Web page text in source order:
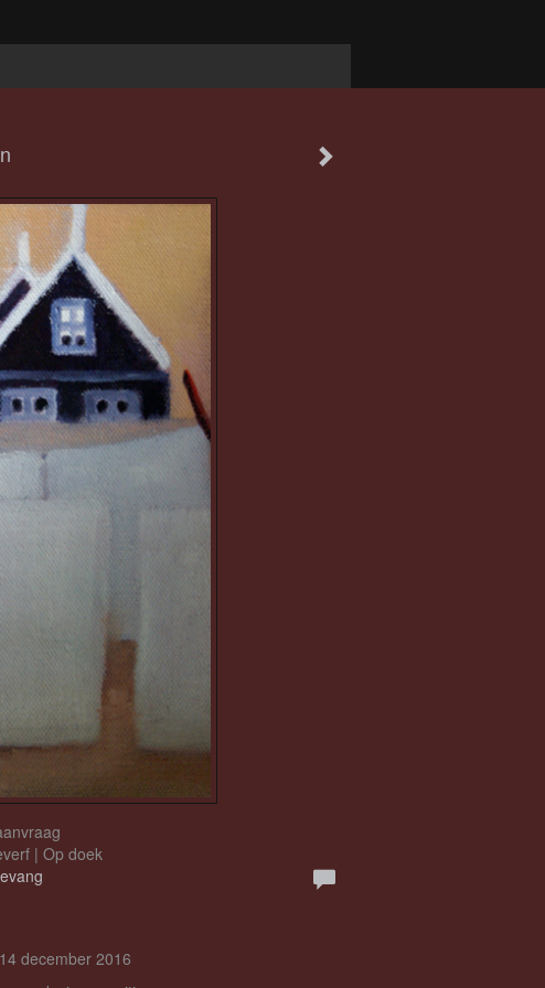
| Op doek
december 2016